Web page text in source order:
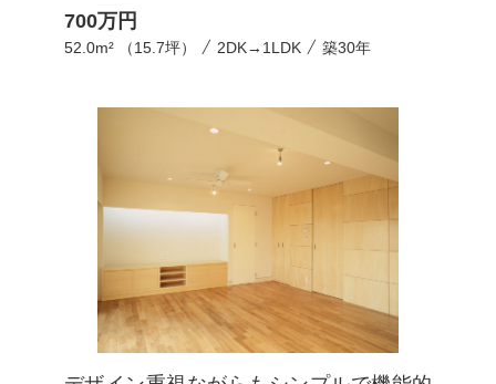
誕生。
700万円
52.0m² （15.7坪） 2DK→1LDK 築30年